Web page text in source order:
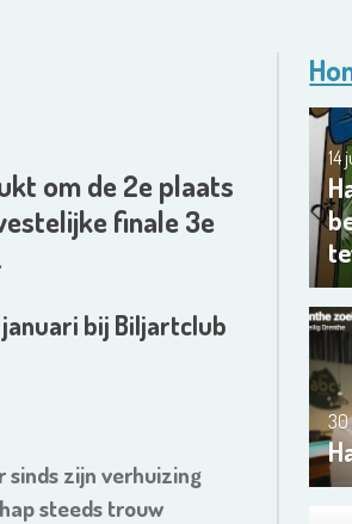
om de 2e plaats
finale 3e
januari bij Biljartclub
zijn verhuizing
steeds trouw
14